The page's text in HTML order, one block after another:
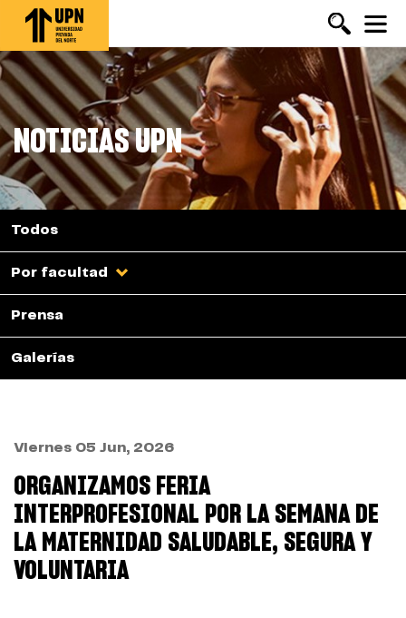
Pasar
contenido
principal
NOTICIAS UPN
Todos
Por facultad
Prensa
Galerías
Viernes 05 Jun, 2026
ORGANIZAMOS FERIA
INTERPROFESIONAL POR LA SEMANA DE
LA MATERNIDAD SALUDABLE, SEGURA Y
VOLUNTARIA